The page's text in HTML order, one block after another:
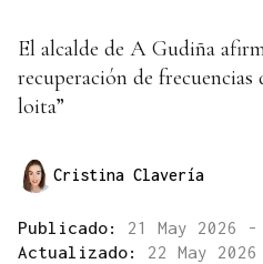
El alcalde de A Gudiña
recuperación de
loita”
Cristina Clavería
Publicado: 21 May 2026
Actualizado: 22 May